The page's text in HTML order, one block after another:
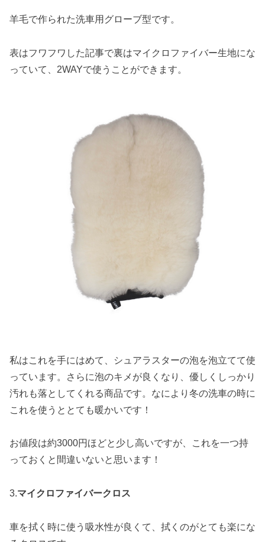
羊毛で作られた洗車用グローブ型です。
表はフワフワした記事で裏はマイクロファイバー生地にな
っていて、2WAYで使うことができます。
私はこれを手にはめて、シュアラスターの泡を泡立てて使
っています。さらに泡のキメが良くなり、優しくしっかり
汚れも落としてくれる商品です。なにより冬の洗車の時に
これを使うととても暖かいです！
お値段は約3000円ほどと少し高いですが、これを一つ持
っておくと間違いないと思います！
3.マイクロファイバークロス
車を拭く時に使う吸水性が良くて、拭くのがとても楽にな